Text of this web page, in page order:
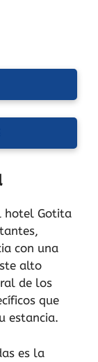
hotel Gotita
con una
alto
de los
que
estancia.
es la